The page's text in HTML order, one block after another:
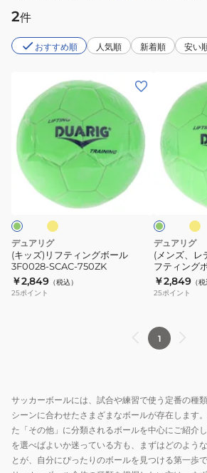
2件
おすすめ順 人気順 新着順 安い
ズ)
リ
テ
グ
ボ
ー
ル
3F0028-
デュアリグ
(キッズ)リフティングボール
3F0028-SCAC-750ZK
￥2,849 （税込）
25ポイント
ズ、
レ
デ
ィ
キ
ッ
ズ)
リ
フ
ン
ル
3F0027-
SCAC-
750ZK
フ
ラ
ッ
ュ
グ
リ
ー
ン
フ
ラ
ッ
エ
ロ
ー
デュアリグ
(メンズ、レ
フティング
750ZK
￥2,849 （税
25ポイント
1
サッカーボールには、試合や練習で使う定番の種
シーンに合わせたさまざまなボールが存在します
た「その他」に分類されるボールを中心にご紹介
を選べばよいか迷っている方も、まずはどのよう
とが、自分にぴったりのボールを見つける第一歩で